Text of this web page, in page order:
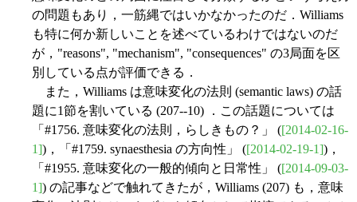
の問題もあり，一筋縄ではいかなかったのだ．Williams
も特に何か新しいことを述べているわけではないのだ
が，"reasons", "mechanism", "consequences" の3局面を区
別している点が評価できる．
また，Williams は意味変化の法則 (semantic laws) の話
題に1節を割いている (207--10) ．この話題については
「#1756. 意味変化の法則，らしきもの？」 ([2014-02-16-
1])，「#1759. synaesthesia の方向性」 ([2014-02-19-1])，
「#1955. 意味変化の一般的傾向と日常性」 ([2014-09-03-
1]) の記事などで触れてきたが，Williams (207) も，意味